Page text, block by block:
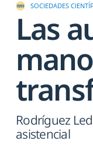
SOCIEDADES
Las
Rodríguez
asistencial